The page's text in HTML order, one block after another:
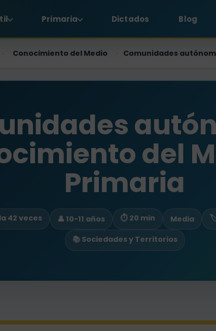
Primaria Dictados Blog
› Conocimiento del Medio › Comunidades
del
Primaria
42 veces 👤 10-11 años ⏱ 20 min Media
📚 Sociedades y Territorios